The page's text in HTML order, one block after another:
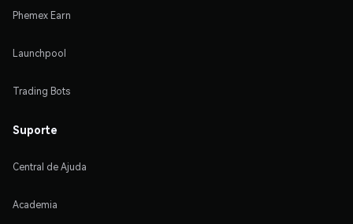
Phemex Earn
Launchpool
Trading Bots
Suporte
Central de Ajuda
Academia